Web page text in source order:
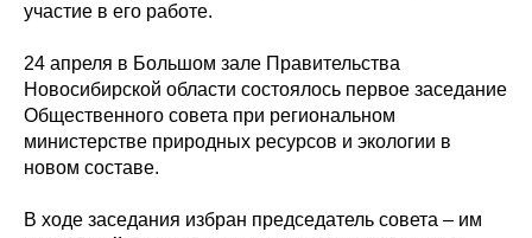
участие в его работе.
24 апреля в Большом зале Правительства
Новосибирской области состоялось первое заседание
Общественного совета при региональном
министерстве природных ресурсов и экологии в
новом составе.
В ходе заседания избран председатель совета – им